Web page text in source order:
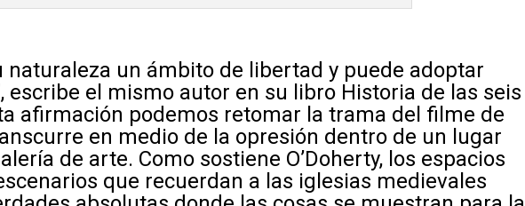
naturaleza un ámbito de libertad y puede adoptar
escribe el mismo autor en su libro Historia de las seis
afirmación podemos retomar la trama del filme de
en medio de la opresión dentro de un lugar
de arte. Como sostiene O’Doherty, los espacios
que recuerdan a las iglesias medievales